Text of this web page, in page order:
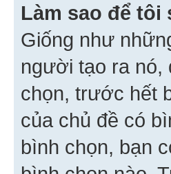
Làm sao để
Giống như
người tạo ra nó,
chọn, trước hết
của chủ đề có
bình chọn, bạn